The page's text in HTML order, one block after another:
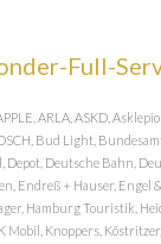
Full-
ARLA, ASKD,
Bud Light,
Depot, Deutsche Bahn,
Endreß + Hauser, Engel
Hamburg Touristik,
Knoppers,